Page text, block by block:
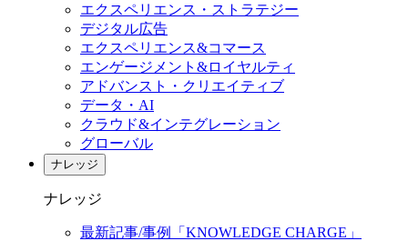
エクスペリエンス・ストラテジー
デジタル広告
エクスペリエンス&コマース
エンゲージメント&ロイヤルティ
アドバンスト・クリエイティブ
データ・AI
クラウド&インテグレーション
グローバル
ナレッジ
ナレッジ
最新記事/事例「KNOWLEDGE CHARGE」